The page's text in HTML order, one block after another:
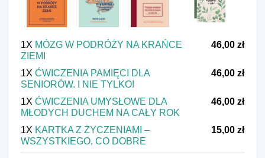
1X MÓZG W PODRÓŻY NA KRAŃCE
ZIEMI
46,00 zł
1X ĆWICZENIA PAMIĘCI DLA
SENIORÓW. I NIE TYLKO!
46,00 zł
1X ĆWICZENIA UMYSŁOWE DLA
MŁODYCH DUCHEM NA CAŁY ROK
46,00 zł
1X KARTKA Z ŻYCZENIAMI –
WSZYSTKIEGO, CO DOBRE
15,00 zł